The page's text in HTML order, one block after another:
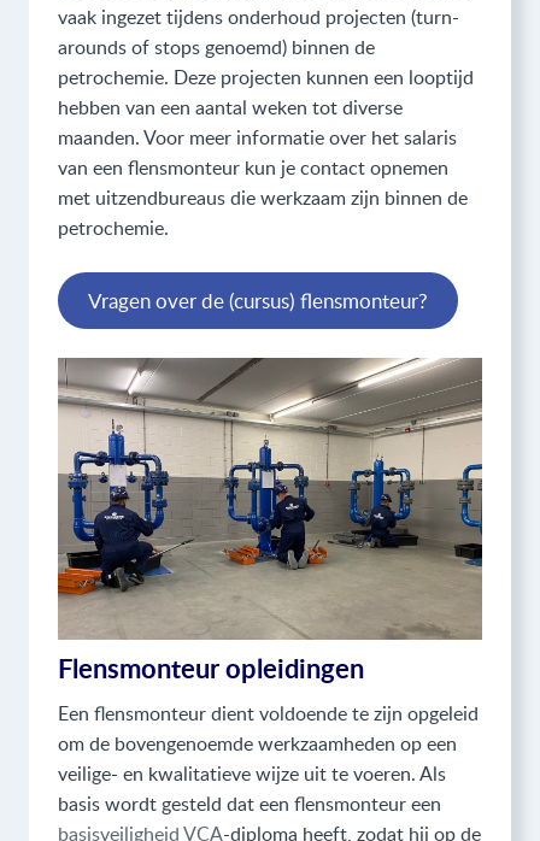
vaak ingezet tijdens onderhoud projecten (turn-
arounds of stops genoemd) binnen de
petrochemie. Deze projecten kunnen een looptijd
hebben van een aantal weken tot diverse
maanden. Voor meer informatie over het salaris
van een flensmonteur kun je contact opnemen
met uitzendbureaus die werkzaam zijn binnen de
petrochemie.
Vragen over de (cursus) flensmonteur?
Flensmonteur opleidingen
Een flensmonteur dient voldoende te zijn opgeleid
om de bovengenoemde werkzaamheden op een
veilige- en kwalitatieve wijze uit te voeren. Als
basis wordt gesteld dat een flensmonteur een
basisveiligheid VCA-diploma heeft, zodat hij op de